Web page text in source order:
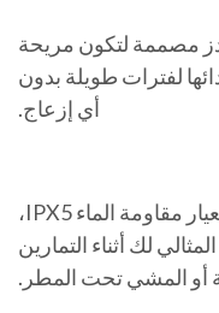
مصممة لتكون مريحة
لفترات طويلة بدون
أي إزعاج.
بفضل معيار مقاومة الماء IPX5،
لك أثناء التمارين
أو المشي تحت المطر.